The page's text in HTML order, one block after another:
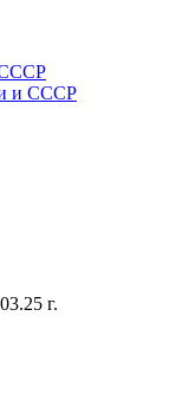
СССР
и СССР
г.